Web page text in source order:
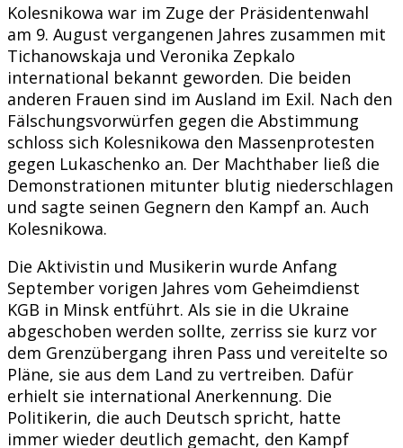
Kolesnikowa war im Zuge der Präsidentenwahl
am 9. August vergangenen Jahres zusammen mit
Tichanowskaja und Veronika Zepkalo
international bekannt geworden. Die beiden
anderen Frauen sind im Ausland im Exil. Nach den
Fälschungsvorwürfen gegen die Abstimmung
schloss sich Kolesnikowa den Massenprotesten
gegen Lukaschenko an. Der Machthaber ließ die
Demonstrationen mitunter blutig niederschlagen
und sagte seinen Gegnern den Kampf an. Auch
Kolesnikowa.
Die Aktivistin und Musikerin wurde Anfang
September vorigen Jahres vom Geheimdienst
KGB in Minsk entführt. Als sie in die Ukraine
abgeschoben werden sollte, zerriss sie kurz vor
dem Grenzübergang ihren Pass und vereitelte so
Pläne, sie aus dem Land zu vertreiben. Dafür
erhielt sie international Anerkennung. Die
Politikerin, die auch Deutsch spricht, hatte
immer wieder deutlich gemacht, den Kampf